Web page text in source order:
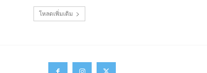
โหลดเพิ่มเติม